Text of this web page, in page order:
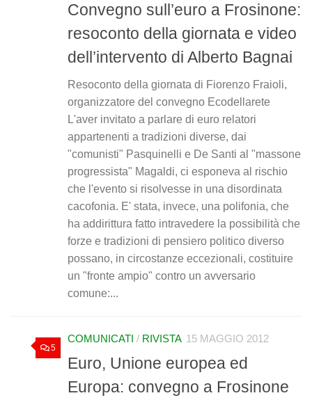
Convegno sull’euro a Frosinone:
resoconto della giornata e video
dell’intervento di Alberto Bagnai
Resoconto della giornata di Fiorenzo Fraioli,
organizzatore del convegno Ecodellarete
L'aver invitato a parlare di euro relatori
appartenenti a tradizioni diverse, dai
"comunisti" Pasquinelli e De Santi al "massone
progressista" Magaldi, ci esponeva al rischio
che l'evento si risolvesse in una disordinata
cacofonia. E' stata, invece, una polifonia, che
ha addirittura fatto intravedere la possibilità che
forze e tradizioni di pensiero politico diverso
possano, in circostanze eccezionali, costituire
un "fronte ampio" contro un avversario
comune:...
5
COMUNICATI / RIVISTA 15 MAGGIO 2012
Euro, Unione europea ed
Europa: convegno a Frosinone